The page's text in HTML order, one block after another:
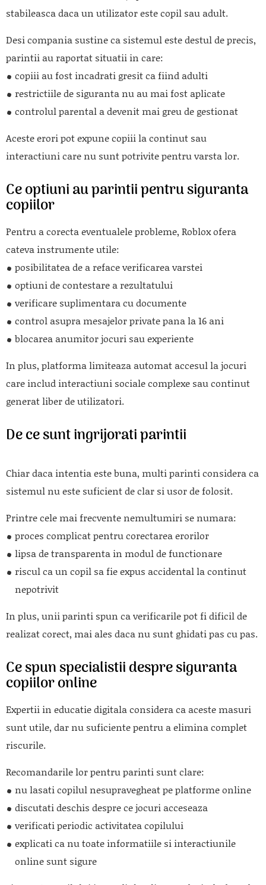
stabileasca daca un utilizator este copil sau adult.
Desi compania sustine ca sistemul este destul de precis,
parintii au raportat situatii in care:
copiii au fost incadrati gresit ca fiind adulti
restrictiile de siguranta nu au mai fost aplicate
controlul parental a devenit mai greu de gestionat
Aceste erori pot expune copiii la continut sau
interactiuni care nu sunt potrivite pentru varsta lor.
Ce optiuni au parintii pentru siguranta
copiilor
Pentru a corecta eventualele probleme, Robloxofera
cateva instrumente utile:
posibilitatea de a reface verificarea varstei
optiuni de contestare a rezultatului
verificare suplimentara cu documente
control asupra mesajelor private pana la 16 ani
blocarea anumitor jocuri sau experiente
In plus, platforma limiteaza automat accesul la jocuri
care includ interactiuni sociale complexe sau continut
generat liber de utilizatori.
De ce sunt ingrijorati parintii
Chiar daca intentia este buna, multi parinti considera ca
sistemul nu este suficient de clar si usor de folosit.
Printre cele mai frecvente nemultumiri se numara:
proces complicat pentru corectarea erorilor
lipsa de transparenta in modul de functionare
riscul ca un copil sa fie expus accidental la continut
nepotrivit
In plus, unii parinti spun ca verificarile pot fi dificil de
realizat corect, mai ales daca nu sunt ghidati pas cu pas.
Ce spun specialistii despre siguranta
copiilor online
Expertii in educatie digitala considera ca aceste masuri
sunt utile, dar nu suficiente pentru a elimina complet
riscurile.
Recomandarile lor pentru parinti sunt clare:
nu lasati copilul nesupravegheat pe platforme online
discutati deschis despre ce jocuri acceseaza
verificati periodic activitatea copilului
explicati ca nu toate informatiile si interactiunile
online sunt sigure